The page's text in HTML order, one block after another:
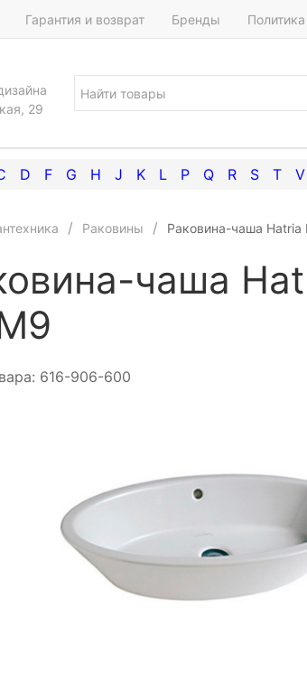
Гарантия и возврат Бренды
29
D F G H J K L P Q R S T V
Раковины Раковина-чаша Hatria
чаша
616-906-600